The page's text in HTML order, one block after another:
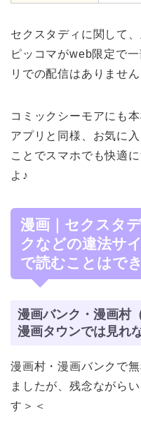
セクスタディに関して
ピッコマがweb限定で
リでの配信はありません
コミックシーモアにも
アプリと同様、お気に
ことでスマホでも快適
よ♪
漫画｜セクスタ
クなどの違法サ
で読むことはで
漫画バンク・漫画村
漫画タウンでは見れ
漫画村・漫画バンクで
ましたが、残念ながら
す＞＜